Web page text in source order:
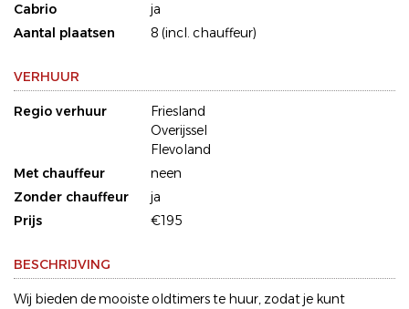
Cabrio
ja
Aantal plaatsen
8 (incl. chauffeur)
VERHUUR
Regio verhuur
Friesland
Overijssel
Flevoland
Met chauffeur
neen
Zonder chauffeur
ja
Prijs
€195
BESCHRIJVING
Wij bieden de mooiste oldtimers te huur, zodat je kunt